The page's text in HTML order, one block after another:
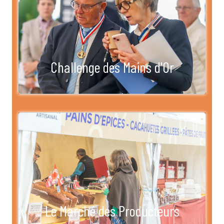
Challenge des Mains d'Or
Le Marché des Producteurs